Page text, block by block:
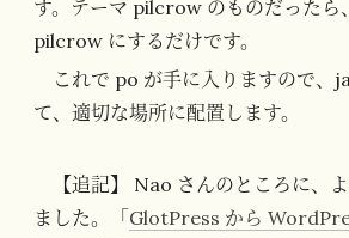
す。テーマ pilcrow のものだったら
pilcrow にするだけです。
これで po が手に入りますので、
て、適切な場所に配置します。
【追記】 Nao さんのところに、
ました。「 GlotPress から